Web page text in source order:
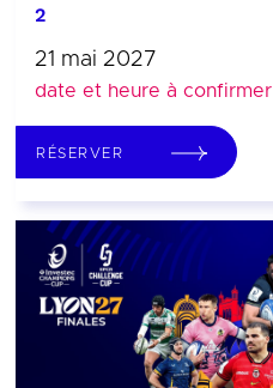
2
21 mai 2027
date et heure à confirmer
RÉSERVER